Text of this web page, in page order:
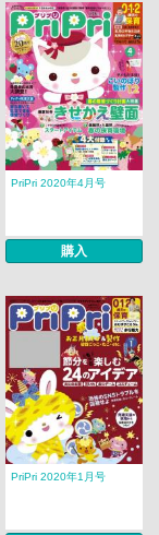
PriPri 2020年4月号
購入
PriPri 2020年1月号